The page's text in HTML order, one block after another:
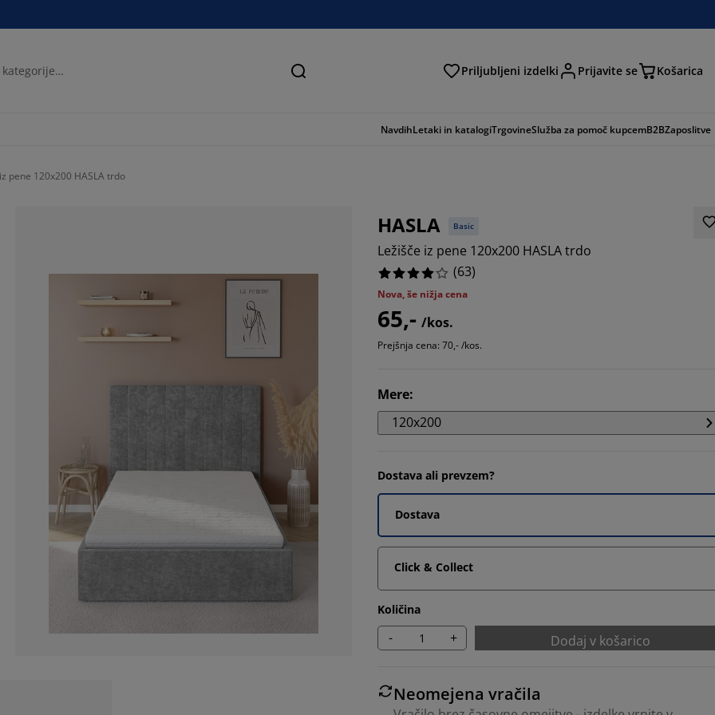
Iskanje Priljubljeni izdelki Prijavite se Košarica
NavdihLetaki in katalogiTrgovineSlužba za pomoč kupcemB2BZaposlitve
pene 120x200 HASLA trdo
HASLA Basic
Ležišče iz pene 120x200 HASLA trdo
(63)
Nova, še nižja cena
65,- /kos.
Prejšnja cena: 70,- /kos.
Mere:
120x200
Dostava ali prevzem?
Dostava
Click & Collect
Količina
- + Dodaj v košarico
Neomejena vračila
61.904761904761905%
19.047619047619047%
4.761904761904762%
14.285714285714285%